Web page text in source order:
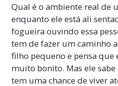
Qual é o ambiente real de
enquanto ele está ali
fogueira ouvindo essa
tem de fazer um caminho
filho pequeno e pensa que
muito bonito. Mas ele
tem uma chance de viver